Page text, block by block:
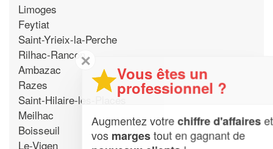
Limoges
Feytiat
Saint-Yrieix-la-Perche
Rilhac-Rancon
Ambazac
Razes
Saint-Hilaire-les-Places
Meilhac
Boisseuil
Le-Vigen
✕
Vous êtes un
professionnel ?
Augmentez votrechiffre d'affaireset
vosmargestout en gagnant de